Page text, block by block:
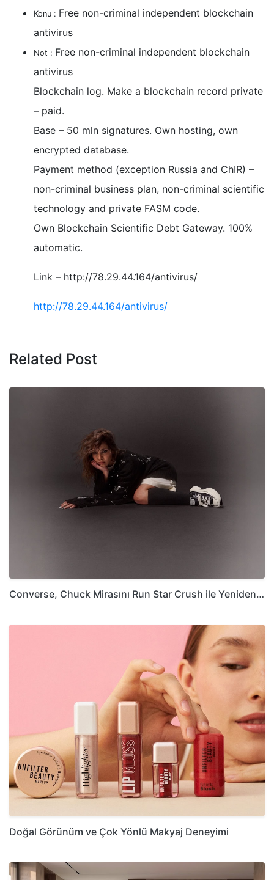
Konu : Free non-criminal independent blockchain
antivirus
Not : Free non-criminal independent blockchain
antivirus
Blockchain log. Make a blockchain record private
– paid.
Base – 50 mln signatures. Own hosting, own
encrypted database.
Payment method (exception Russia and ChIR) –
non-criminal business plan, non-criminal scientific
technology and private FASM code.
Own Blockchain Scientific Debt Gateway. 100%
automatic.
Link – http://78.29.44.164/antivirus/
http://78.29.44.164/antivirus/
Related Post
Converse, Chuck Mirasını Run Star Crush ile Yeniden…
Doğal Görünüm ve Çok Yönlü Makyaj Deneyimi